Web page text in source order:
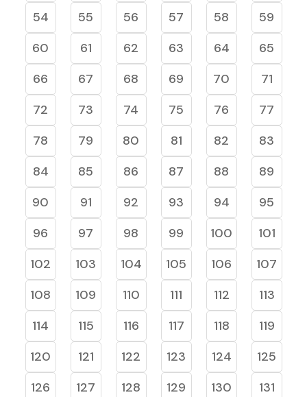
54
55 56 57 58
59
60
61 62 63 64
65
66
67 68 69 70
71
72
73 74 75 76
77
78
79 80 81 82
83
84
85 86 87 88
89
90
91 92 93 94
95
96
97 98 99 100
101
102
103 104 105 106
107
108
109 110 111 112
113
114
115 116 117 118
119
120
121 122 123 124
125
126
127 128 129 130
131